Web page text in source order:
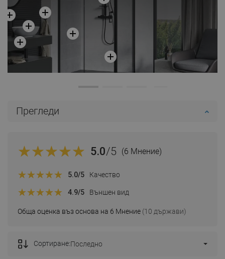
Прегледи
5.0/5 (6 Мнение)
Обща оценка въз основа на 6 Мнение (10 държави)
5.0/5 Качество
4.9/5 Външен вид
Сортиране:Последно